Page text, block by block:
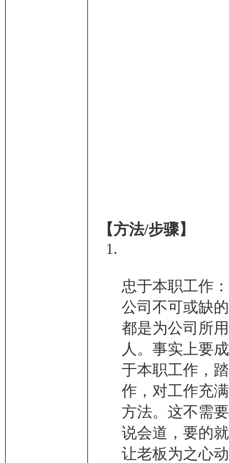
【方法/步骤】
忠于本职工作
公司不可或缺
都是为公司所
人。事实上要
于本职工作，
作，对工作充
方法。这不需
说会道，要的
让老板为之心